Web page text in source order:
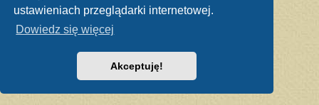
ustawieniach przeglądarki internetowej.
Dowiedz się więcej
Akceptuję!